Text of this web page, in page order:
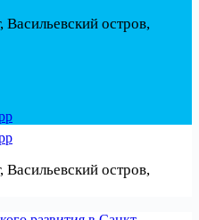
Васильевский остров,
Васильевский остров,